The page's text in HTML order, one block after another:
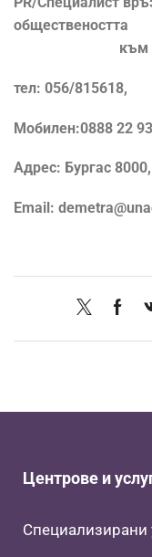
към
тел: 056/815618,
Мобилен:0888 22
Адрес: Бургас
Email:
Центрове и